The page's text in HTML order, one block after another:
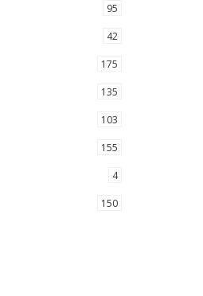
95
42
175
135
103
155
4
150